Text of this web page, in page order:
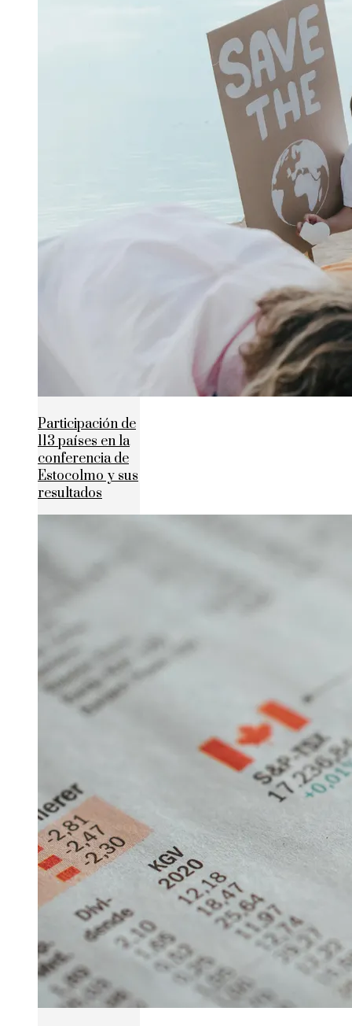
Participación de
113 países en la
conferencia de
Estocolmo y sus
resultados